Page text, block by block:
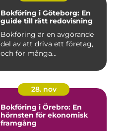
Bokföring i Göteborg: En
guide till rätt redovisning
Bokföring är en avgörande
del av att driva ett företag,
och för många...
28. nov
Bokföring i Örebro: En
hörnsten för ekonomisk
framgång